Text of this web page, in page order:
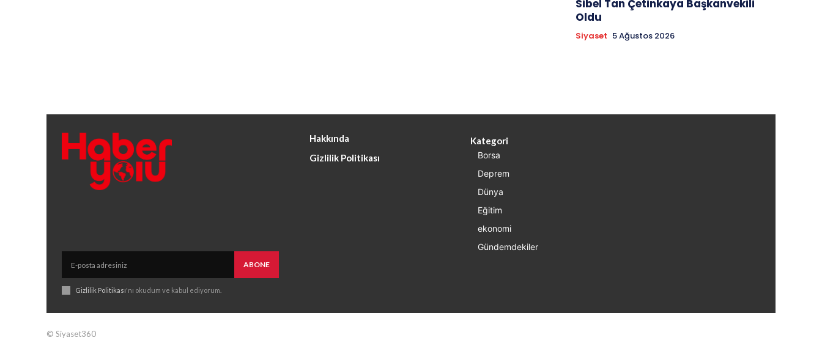
Sibel Tan Çetinkaya Başkanvekili
Oldu
Siyaset 5 Ağustos 2026
ABONE
Gizlilik Politikası'nı okudum ve kabul ediyorum.
Hakkında
Gizlilik Politikası
Kategori
Borsa
Deprem
Dünya
Eğitim
ekonomi
Gündemdekiler
© Siyaset360